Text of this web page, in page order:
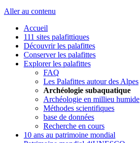
Aller au contenu
Accueil
111 sites palafittiques
Découvrir les palafittes
Conserver les palafittes
Explorer les palafittes
FAQ
Les Palafittes autour des Alpes
Archéologie subaquatique
Archéologie en millieu humide
Méthodes scientifiques
base de données
Recherche en cours
10 ans au patrimoine mondial